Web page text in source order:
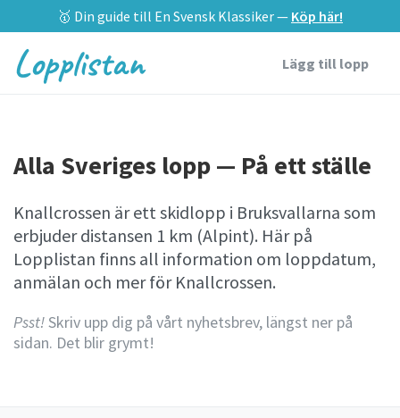
🥇 Din guide till En Svensk Klassiker — Köp här!
Lopplistan Lägg till lopp
Alla Sveriges lopp — På ett ställe
Knallcrossen är ett skidlopp i Bruksvallarna som
erbjuder distansen 1 km (Alpint). Här på
Lopplistan finns all information om loppdatum,
anmälan och mer för Knallcrossen.
Psst!Skriv upp dig på vårt nyhetsbrev, längst ner på
sidan. Det blir grymt!